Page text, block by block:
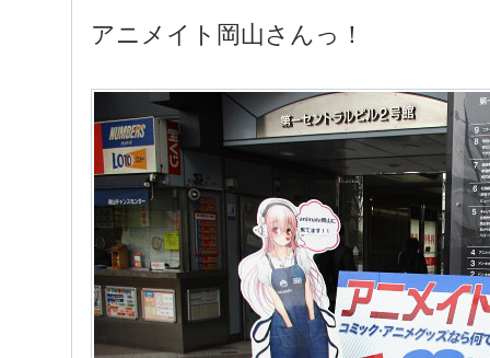
アニメイト岡山さんっ！